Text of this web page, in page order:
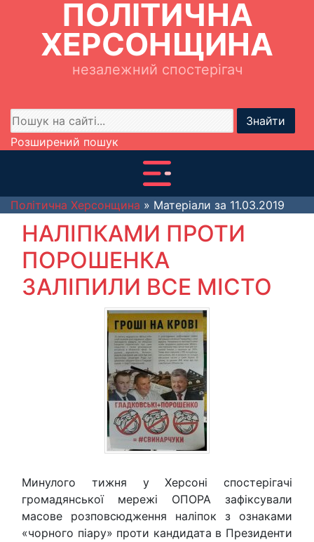
ПОЛІТИЧНА
ХЕРСОНЩИНА
незалежний спостерігач
Знайти
Розширений пошук
Політична Херсонщина » Матеріали за 11.03.2019
НАЛІПКАМИ ПРОТИ
ПОРОШЕНКА
ЗАЛІПИЛИ ВСЕ МІСТО
Минулого тижня у Херсоні спостерігачі
громадянської мережі ОПОРА зафіксували
масове розповсюдження наліпок з ознаками
«чорного піару» проти кандидата в Президенти